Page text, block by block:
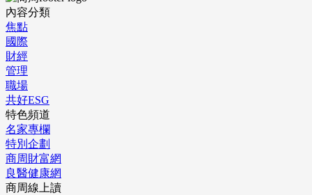
內容分類
焦點
國際
財經
管理
職場
共好ESG
特色頻道
名家專欄
特別企劃
商周財富網
良醫健康網
商周線上讀